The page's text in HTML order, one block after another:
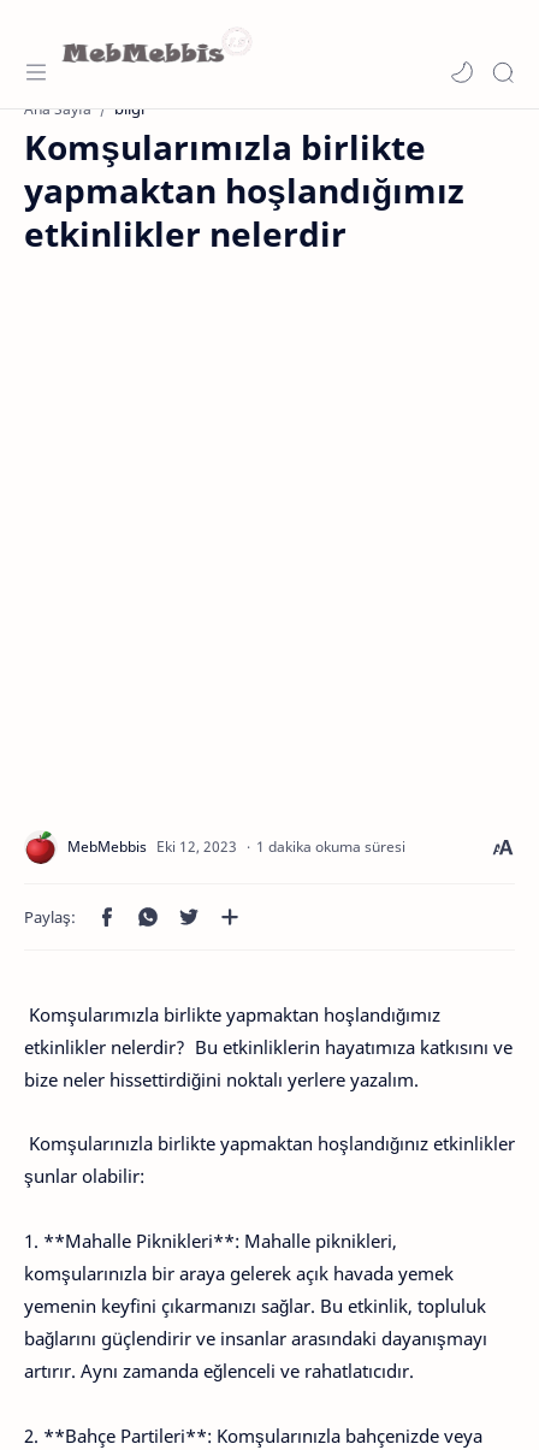
Ana Sayfa bilgi
Komşularımızla birlikte
yapmaktan hoşlandığımız
etkinlikler nelerdir
1 dakika okuma süresi
Komşularımızla birlikte yapmaktan hoşlandığımız
etkinlikler nelerdir? Bu etkinliklerin hayatımıza katkısını ve
bize neler hissettirdiğini noktalı yerlere yazalım.
Komşularınızla birlikte yapmaktan hoşlandığınız etkinlikler
şunlar olabilir:
1. **Mahalle Piknikleri**: Mahalle piknikleri,
komşularınızla bir araya gelerek açık havada yemek
yemenin keyfini çıkarmanızı sağlar. Bu etkinlik, topluluk
bağlarını güçlendirir ve insanlar arasındaki dayanışmayı
artırır. Aynı zamanda eğlenceli ve rahatlatıcıdır.
2. **Bahçe Partileri**: Komşularınızla bahçenizde veya